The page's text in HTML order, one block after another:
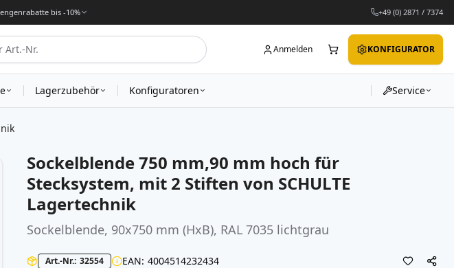
bis -10% +49 (0) 2871 / 7374
Anmelden KONFIGURATOR
Lagerzubehör Konfiguratoren Service
Sockelblende 750 mm,90 mm hoch für
Stecksystem, mit 2 Stiften von SCHULTE
Lagertechnik
Sockelblende, 90x750 mm (HxB), RAL 7035 lichtgrau
Art.-Nr. 32554 EAN 4004514232434